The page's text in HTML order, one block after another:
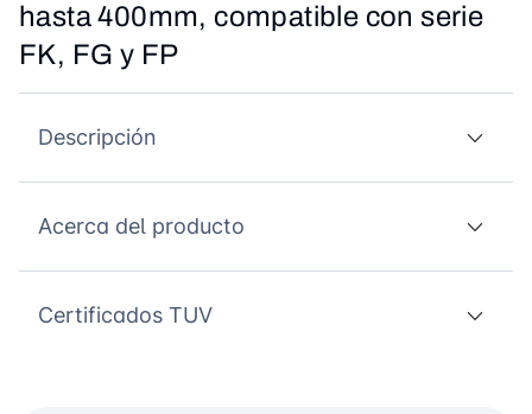
hasta 400mm, compatible con serie
FK, FG y FP
Descripción
Acerca del producto
Certificados TUV